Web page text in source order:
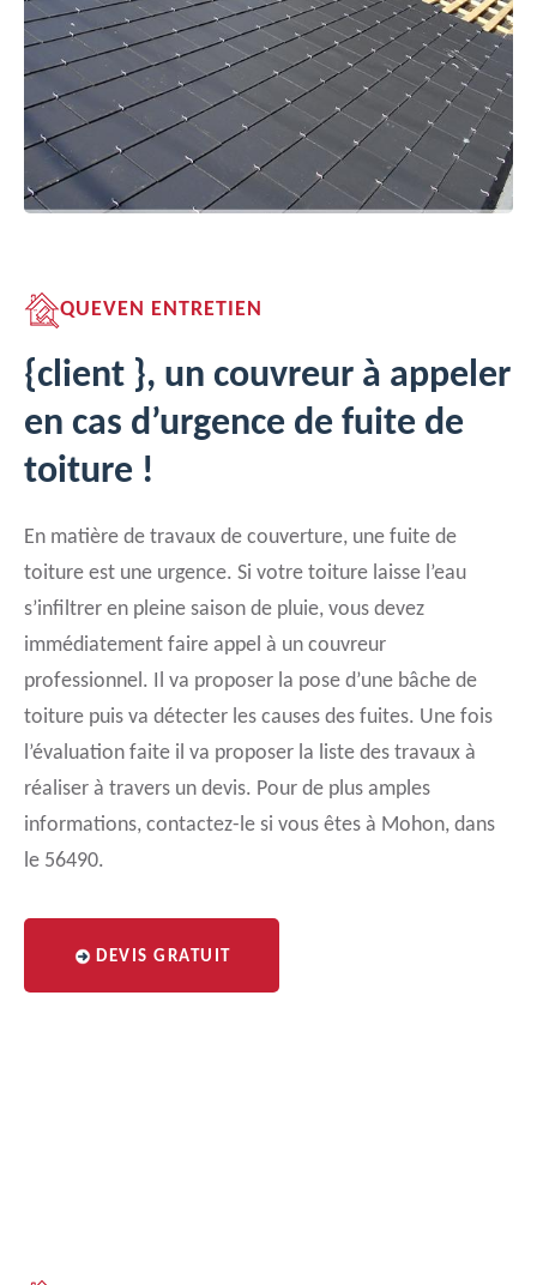
QUEVEN ENTRETIEN
{client }, un couvreur à appeler
en cas d’urgence de fuite de
toiture !
En matière de travaux de couverture, une fuite de
toiture est une urgence. Si votre toiture laisse l’eau
s’infiltrer en pleine saison de pluie, vous devez
immédiatement faire appel à un couvreur
professionnel. Il va proposer la pose d’une bâche de
toiture puis va détecter les causes des fuites. Une fois
l’évaluation faite il va proposer la liste des travaux à
réaliser à travers un devis. Pour de plus amples
informations, contactez-le si vous êtes à Mohon, dans
le 56490.
DEVIS GRATUIT